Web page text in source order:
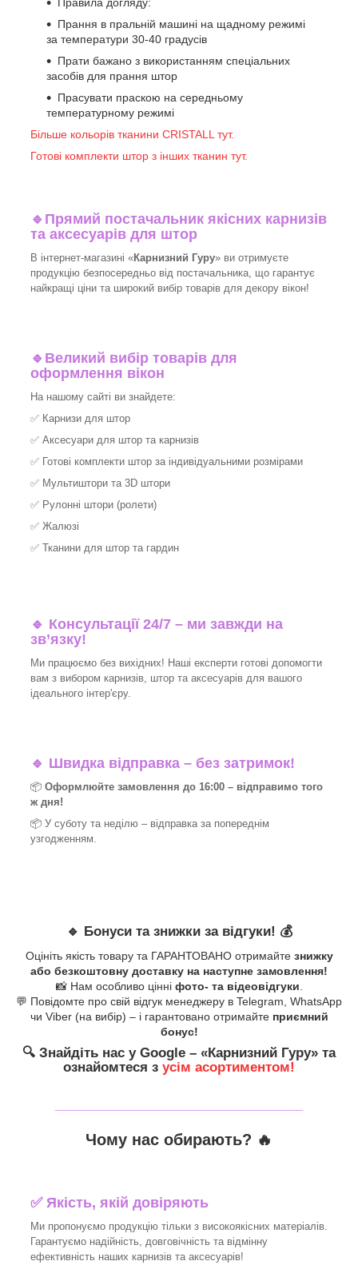
Правила догляду:
Прання в пральній машині на щадному режимі
за температури 30-40 градусів
Прати бажано з використанням спеціальних
засобів для прання штор
Прасувати праскою на середньому
температурному режимі
Більше кольорів тканини CRISTALL тут.
Готові комплекти штор з інших тканин тут.
🔹 Прямий постачальник якісних карнизів
та аксесуарів для штор
В інтернет-магазині «Карнизний Гуру» ви отримуєте
продукцію безпосередньо від постачальника, що гарантує
найкращі ціни та широкий вибір товарів для декору вікон!​
🔹 Великий вибір товарів для
оформлення вікон
На нашому сайті ви знайдете:
✅ Карнизи для штор
✅ Аксесуари для штор та карнизів
✅ Готові комплекти штор за індивідуальними розмірами
✅ Мультиштори та 3D штори
✅ Рулонні штори (ролети)
✅ Жалюзі
✅ Тканини для штор та гардин
🔹 Консультації 24/7 – ми завжди на
зв’язку!
Ми працюємо без вихідних! Наші експерти готові допомогти
вам з вибором карнизів, штор та аксесуарів для вашого
ідеального інтер'єру.​
🔹 Швидка відправка – без затримок!
📦 Оформлюйте замовлення до 16:00 – відправимо того
ж дня!
📦 У суботу та неділю – відправка за попереднім
узгодженням.
🔹 Бонуси та знижки за відгуки! 💰
Оцініть якість товару та ГАРАНТОВАНО отримайте знижку
або безкоштовну доставку на наступне замовлення!
📸 Нам особливо цінні фото- та відеовідгуки
💬 Повідомте про свій відгук менеджеру в Telegram, WhatsApp
чи Viber (на вибір) – і гарантовано отримайте приємний
бонус!
🔍 Знайдіть нас у Google – «Карнизний Гуру» та
ознайомтеся з усім асортиментом!
Чому нас обирають? 🔥
✅Якість, якій довіряють
Ми пропонуємо продукцію тільки з високоякісних матеріалів.
Гарантуємо надійність, довговічність та відмінну
ефективність наших карнизів та аксесуарів!​